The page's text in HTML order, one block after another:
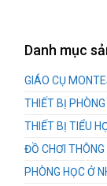
Danh mục
GIÁO CỤ
THIẾT BỊ
THIẾT BỊ TIỂU
ĐỒ CHƠI
PHÒNG HỌC Ở